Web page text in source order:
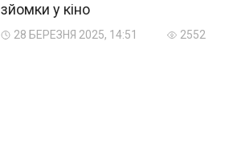
зйомки у кіно
28 БЕРЕЗНЯ 2025, 14:51 2552